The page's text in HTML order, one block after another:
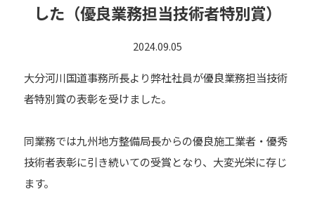
した（優良業務担当技術者特別賞）
2024.09.05
大分河川国道事務所長より弊社社員が優良業務担当技術
者特別賞の表彰を受けました。
同業務では九州地方整備局長からの優良施工業者・優秀
技術者表彰に引き続いての受賞となり、大変光栄に存じ
ます。